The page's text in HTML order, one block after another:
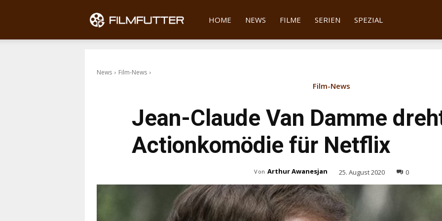
Filmfutter
HOME NEWS FILME SERIEN SPEZIAL
News Film-News
Film-News
Jean-Claude Van Damme
Actionkomödie für Netflix
Von Arthur Awanesjan 25. August 2020 0